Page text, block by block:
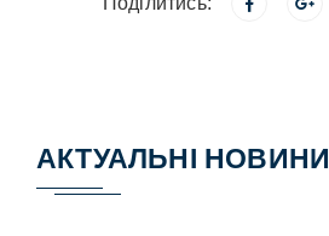
АКТУАЛЬНІ НОВИНИ